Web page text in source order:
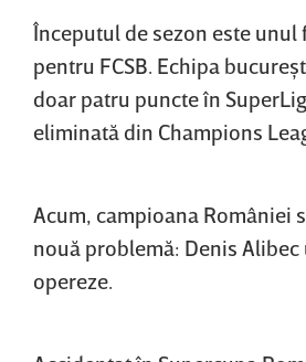
Începutul de sezon este
pentru FCSB. Echipa
doar patru puncte în
eliminată din Champions
Acum, campioana României
nouă problemă: Denis Alibec
opereze.